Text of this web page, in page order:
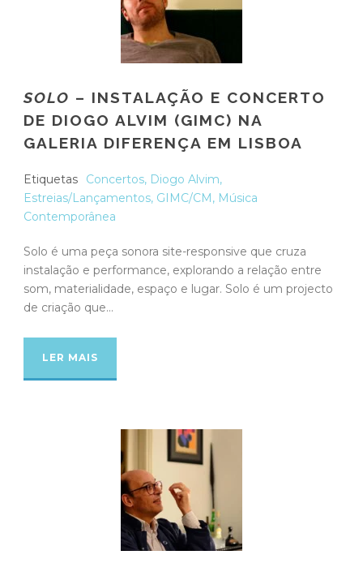
SOLO – INSTALAÇÃO E CONCERTO
DE DIOGO ALVIM (GIMC) NA
GALERIA DIFERENÇA EM LISBOA
Etiquetas Concertos, Diogo Alvim,
Estreias/Lançamentos, GIMC/CM, Música
Contemporânea
Solo é uma peça sonora site-responsive que cruza
instalação e performance, explorando a relação entre
som, materialidade, espaço e lugar. Solo é um projecto
de criação que...
LER MAIS